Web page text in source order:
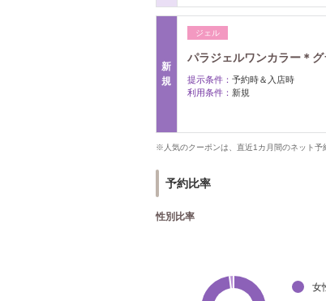
新
規
ジェル
パラジェルワンカラー＊
提示条件： 予約時＆入店時
利用条件： 新規
※人気のクーポンは、直近1カ月間のネット予
予約比率
性別比率
女